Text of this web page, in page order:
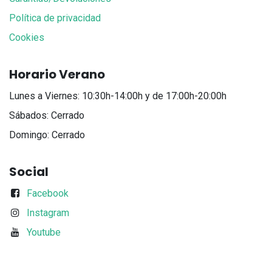
Política de privacidad
Cookies
Horario Verano
Lunes a Viernes: 10:30h-14:00h y de 17:00h-20:00h
Sábados: Cerrado
Domingo: Cerrado
Social
Facebook
Instagram
Youtube